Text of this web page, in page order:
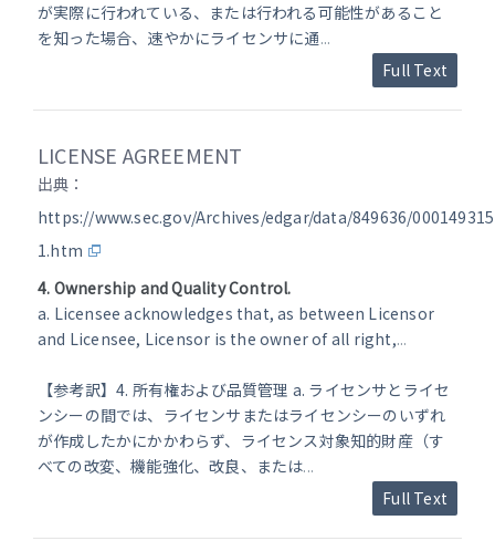
が実際に行われている、または行われる可能性があること
を知った場合、速やかにライセンサに通...
Full Text
LICENSE AGREEMENT
出典：
https://www.sec.gov/Archives/edgar/data/849636/
1.htm
4. Ownership and Quality Control.
a. Licensee acknowledges that, as between Licensor
and Licensee, Licensor is the owner of all right,...
【参考訳】4. 所有権および品質管理 a. ライセンサとライセ
ンシーの間では、ライセンサまたはライセンシーのいずれ
が作成したかにかかわらず、ライセンス対象知的財産（す
べての改変、機能強化、改良、または...
Full Text